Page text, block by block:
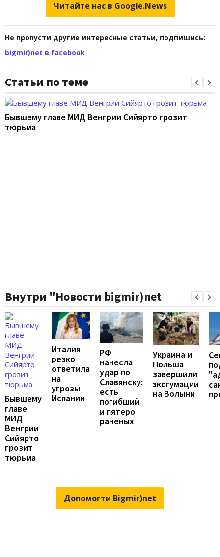
Читайте нас в Google.News
Не пропусти другие интересные статьи, подпишись:
bigmir)net в facebook
Статьи по теме
Бывшему главе МИД Венгрии Сийярто грозит
тюрьма
Внутри "Новости bigmir)net
Бывшему
главе
МИД
Венгрии
Сийярто
грозит
тюрьма
Италия
резко
ответила
на
угрозы
Испании
РФ
нанесла
удар по
Славянску:
есть
погибший
и пятеро
раненых
Украина и
Польша
завершили
эксгумации
на Волыни
Допомогти Bigmir)net